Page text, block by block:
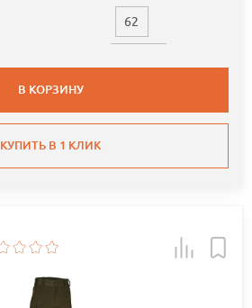
62
В КОРЗИНУ
КУПИТЬ В 1 КЛИК